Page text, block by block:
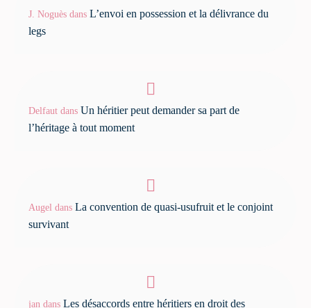
J. Noguès dans L’envoi en possession et la délivrance du
legs
Delfaut dans Un héritier peut demander sa part de
l’héritage à tout moment
Augel dans La convention de quasi-usufruit et le conjoint
survivant
jan dans Les désaccords entre héritiers en droit des